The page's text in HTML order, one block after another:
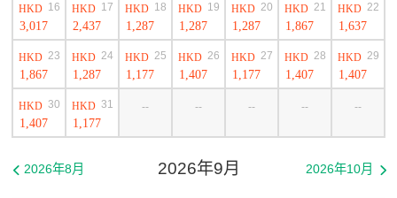
HKD
3,017
16 HKD
2,437
17 HKD
1,287
18 HKD
1,287
19 HKD
1,287
20 HKD
1,867
21 HKD
1,637
22
HKD
1,867
23 HKD
1,287
24 HKD
1,177
25 HKD
1,407
26 HKD
1,177
27 HKD
1,407
28 HKD
1,407
29
HKD
1,407
30 HKD
1,177
31 -- -- -- -- --
2026年9月
 2026年8月 2026年10月 